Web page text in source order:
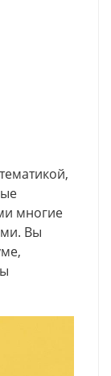
многие
Вы